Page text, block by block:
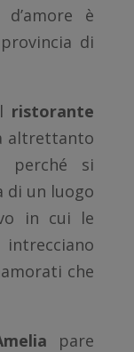
è
di
ristorante
altrettanto
perché si
di un luogo
in cui le
che
pare